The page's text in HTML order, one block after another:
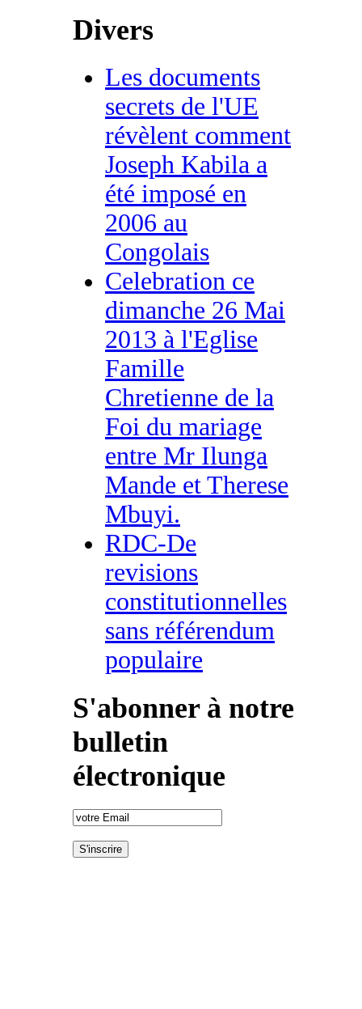
Divers
Les documents
secrets de l'UE
révèlent comment
Joseph Kabila a
été imposé en
2006 au
Congolais
Celebration ce
dimanche 26 Mai
2013 à l'Eglise
Famille
Chretienne de la
Foi du mariage
entre Mr Ilunga
Mande et Therese
Mbuyi.
RDC-De
revisions
constitutionnelles
sans référendum
populaire
S'abonner à notre
bulletin
électronique